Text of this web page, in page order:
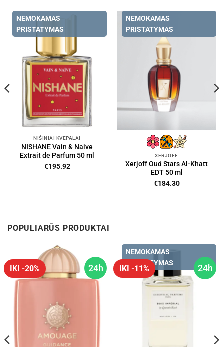
NEMOKAMAS
PRISTATYMAS
NIŠINIAI KVEPALAI
NISHANE Vain & Naive
Extrait de Parfum 50 ml
€195.92
NEMOKAMAS
PRISTATYMAS
XERJOFF
Xerjoff Oud Stars Al-Khatt
EDT 50 ml
€184.30
POPULIARŪS PRODUKTAI
24h
IKI -20% 24h
IKI -11%
NEMOKAMAS
PRISTATYMAS